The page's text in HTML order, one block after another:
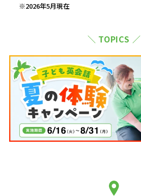
※2026年5月現在
＼ TOPICS ／